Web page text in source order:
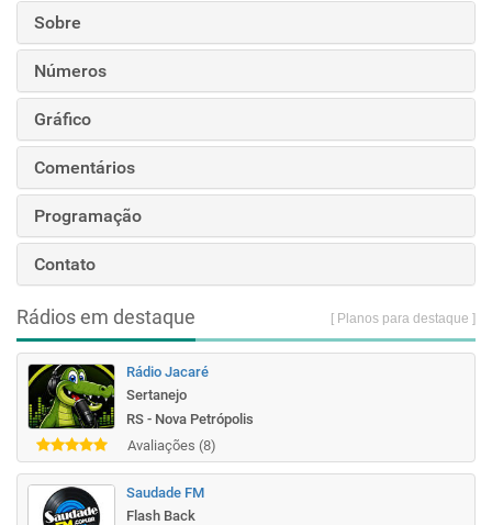
Sobre
Números
Gráfico
Comentários
Programação
Contato
Rádios em destaque [ Planos para destaque ]
Rádio Jacaré
Sertanejo
RS - Nova Petrópolis
Avaliações (8)
Saudade FM
Flash Back